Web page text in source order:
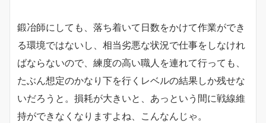
鍛冶師にしても、落ち着いて日数をかけて作業ができ
る環境ではないし、相当劣悪な状況で仕事をしなけれ
ばならないので、練度の高い職人を連れて行っても、
たぶん想定のかなり下を行くレベルの結果しか残せな
いだろうと。損耗が大きいと、あっという間に戦線維
持ができなくなりますよね、こんなんじゃ。